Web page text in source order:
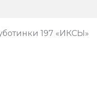
197 «ИКСЫ»